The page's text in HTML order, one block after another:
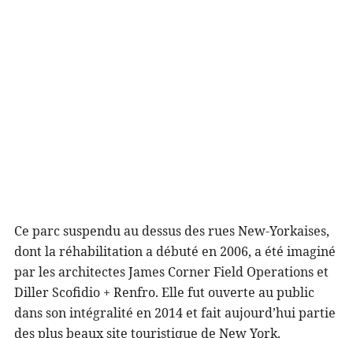
Ce parc suspendu au dessus des rues New-Yorkaises,
dont la réhabilitation a débuté en 2006, a été imaginé
par les architectes James Corner Field Operations et
Diller Scofidio + Renfro. Elle fut ouverte au public
dans son intégralité en 2014 et fait aujourd’hui partie
des plus beaux site touristique de New York.